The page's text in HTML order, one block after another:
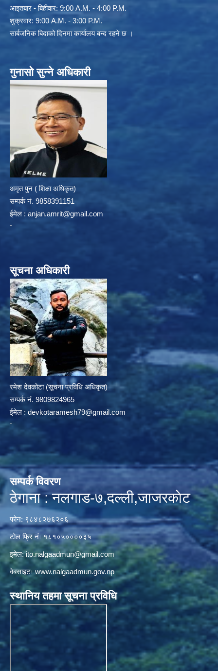
आइतबार - बिहीवार: 9:00 A.M. - 4:00 P.M.
शुक्रवार: 9:00 A.M. - 3:00 P.M.
सार्बजनिक बिदाको दिनमा कार्यालय बन्द रहने छ ।
गुनासो सुन्ने अधिकारी
अमृत पुन ( शिक्षा अधिकृत)
सम्पर्क न‌ं. 9858391151
ईमेल : anjan.amrit@gmail.com
सूचना अधिकारी
रमेश देवकोटा (सूचना प्रविधि अधिकृत)
सम्पर्क न‌ं. 9809824965
ईमेल : devkotaramesh79@gmail.com
सम्पर्क विवरण
ठेगाना : नलगाड-७,दल्ली,जाजरकाेट
फोन: ९८४८२७६२०६
टोल फ्रि नंः १८१०५००००३५
इमेल:ito.nalgaadmun@gmail.com
वेबसाइटःwww.nalgaadmun.gov.np
स्थानिय तहमा सूचना प्रविधि